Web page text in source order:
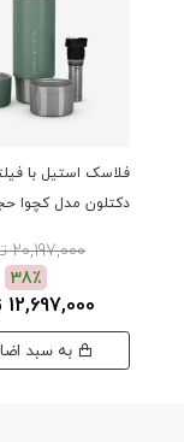
فلاسک استیل با
20,197,000 تومان
38٪
12,697,000 تومان